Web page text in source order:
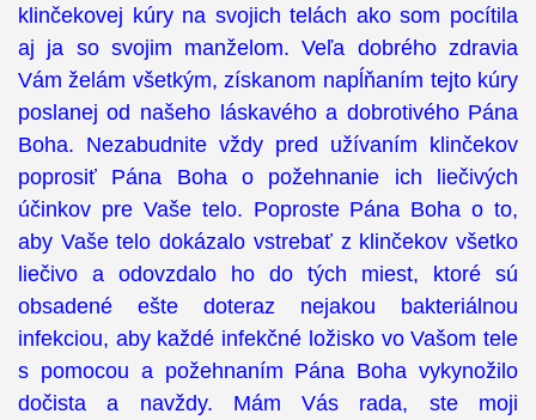
klinčekovej kúry na svojich telách ako som pocítila
aj ja so svojim manželom. Veľa dobrého zdravia
Vám želám všetkým, získanom napĺňaním tejto kúry
poslanej od našeho láskavého a dobrotivého Pána
Boha. Nezabudnite vždy pred užívaním klinčekov
poprosiť Pána Boha o požehnanie ich liečivých
účinkov pre Vaše telo. Poproste Pána Boha o to,
aby Vaše telo dokázalo vstrebať z klinčekov všetko
liečivo a odovzdalo ho do tých miest, ktoré sú
obsadené ešte doteraz nejakou bakteriálnou
infekciou, aby každé infekčné ložisko vo Vašom tele
s pomocou a požehnaním Pána Boha vykynožilo
dočista a navždy. Mám Vás rada, ste moji